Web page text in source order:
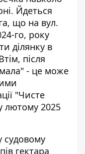
Йдеться
що на вул.
го, року
ділянку в
після
- це може
"Чисте
лютому 2025
судовому
гектара